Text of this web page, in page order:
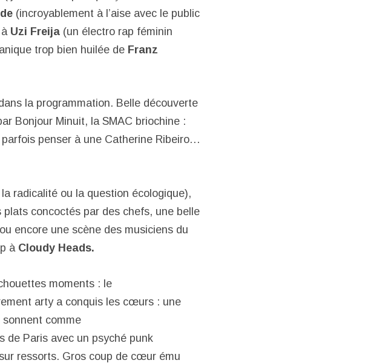
(incroyablement à l’aise avec le public
Uzi Freija (un électro rap féminin
trop bien huilée de Franz
la programmation. Belle découverte
Bonjour Minuit, la SMAC briochine :
penser à une Catherine Ribeiro…
radicalité ou la question écologique),
plats concoctés par des chefs, une belle
encore une scène des musiciens du
à Cloudy Heads.
moments : le
arty a conquis les cœurs : une
comme
de Paris avec un psyché punk
ressorts. Gros coup de cœur ému